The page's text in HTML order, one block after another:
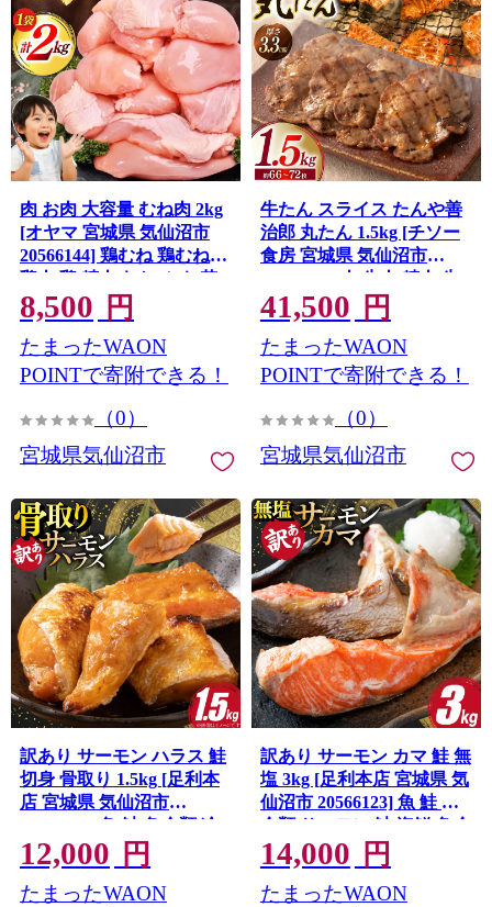
肉 お肉 大容量 むね肉 2kg
[オヤマ 宮城県 気仙沼市
20566144] 鶏むね 鶏むね肉
鶏肉 鶏 精肉 むね ムネ 若
鶏 高たんぱく 低脂質 サラ
ダチキン 蒸し鶏 タンパク
質 筋トレ ダイエット アレ
ンジ ストック あっさり し
8,500 円
たまったWAON
POINTで寄附できる！
（0）
宮城県気仙沼市
牛たん スライス たんや善
治郎 丸たん 1.5kg [チソー
食房 宮城県 気仙沼市
20566109] 肉 牛肉 精肉 牛
タン スライス 牛たん塩 牛
タン塩 冷凍 焼肉 BBQ タ
ン たん
41,500 円
たまったWAON
POINTで寄附できる！
（0）
宮城県気仙沼市
訳あり サーモン ハラス 鮭
切身 骨取り 1.5kg [足利本
店 宮城県 気仙沼市
20566124] 魚 鮭 魚介類 冷
凍 海鮮 鮭 魚介 規格外 鮭
不揃い さけ サケ 鮭切身 シ
ャケ 切り身 サーモン切り
12,000 円
たまったWAON
訳あり サーモン カマ 鮭 無
塩 3kg [足利本店 宮城県 気
仙沼市 20566123] 魚 鮭 魚
介類 サーモン 鮭 海鮮 魚介
さけ サケ 鮭 シャケ かま
簡易包装 家庭用 冷凍 鮭
14,000 円
たまったWAON